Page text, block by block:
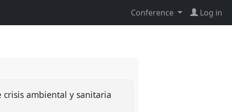
Conference Log in
ambiental y sanitaria